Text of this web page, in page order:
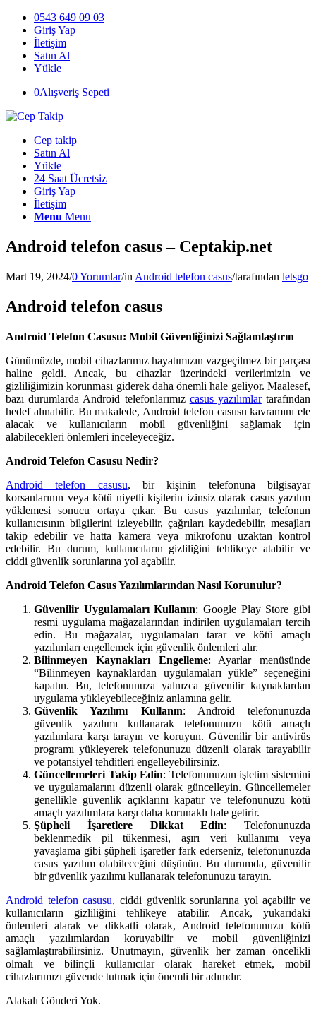
0543 649 09 03
Giriş Yap
İletişim
Satın Al
Yükle
0Alışveriş Sepeti
Cep takip
Satın Al
Yükle
24 Saat Ücretsiz
Giriş Yap
İletişim
Menu Menu
Android telefon casus – Ceptakip.net
Mart 19, 2024/0 Yorumlar/in Android telefon casus/tarafından letsgo
Android telefon casus
Android Telefon Casusu: Mobil Güvenliğinizi Sağlamlaştırın
Günümüzde, mobil cihazlarımız hayatımızın vazgeçilmez bir parçası
haline geldi. Ancak, bu cihazlar üzerindeki verilerimizin ve
gizliliğimizin korunması giderek daha önemli hale geliyor. Maalesef,
bazı durumlarda Android telefonlarımız casus yazılımlartarafından
hedef alınabilir. Bu makalede, Android telefon casusu kavramını ele
alacak ve kullanıcıların mobil güvenliğini sağlamak için
alabilecekleri önlemleri inceleyeceğiz.
Android Telefon Casusu Nedir?
Android telefon casusu, bir kişinin telefonuna bilgisayar
korsanlarının veya kötü niyetli kişilerin izinsiz olarak casus yazılım
yüklemesi sonucu ortaya çıkar. Bu casus yazılımlar, telefonun
kullanıcısının bilgilerini izleyebilir, çağrıları kaydedebilir, mesajları
takip edebilir ve hatta kamera veya mikrofonu uzaktan kontrol
edebilir. Bu durum, kullanıcıların gizliliğini tehlikeye atabilir ve
ciddi güvenlik sorunlarına yol açabilir.
Android Telefon Casus Yazılımlarından Nasıl Korunulur?
Güvenilir Uygulamaları Kullanın: Google Play Store gibi
resmi uygulama mağazalarından indirilen uygulamaları tercih
edin. Bu mağazalar, uygulamaları tarar ve kötü amaçlı
yazılımları engellemek için güvenlik önlemleri alır.
Bilinmeyen Kaynakları Engelleme: Ayarlar menüsünde
“Bilinmeyen kaynaklardan uygulamaları yükle” seçeneğini
kapatın. Bu, telefonunuza yalnızca güvenilir kaynaklardan
uygulama yükleyebileceğiniz anlamına gelir.
Güvenlik Yazılımı Kullanın: Android telefonunuzda
güvenlik yazılımı kullanarak telefonunuzu kötü amaçlı
yazılımlara karşı tarayın ve koruyun. Güvenilir bir antivirüs
programı yükleyerek telefonunuzu düzenli olarak tarayabilir
ve potansiyel tehditleri engelleyebilirsiniz.
Güncellemeleri Takip Edin: Telefonunuzun işletim sistemini
ve uygulamalarını düzenli olarak güncelleyin. Güncellemeler
genellikle güvenlik açıklarını kapatır ve telefonunuzu kötü
amaçlı yazılımlara karşı daha korunaklı hale getirir.
Şüpheli İşaretlere Dikkat Edin: Telefonunuzda
beklenmedik pil tükenmesi, aşırı veri kullanımı veya
yavaşlama gibi şüpheli işaretler fark ederseniz, telefonunuzda
casus yazılım olabileceğini düşünün. Bu durumda, güvenilir
bir güvenlik yazılımı kullanarak telefonunuzu tarayın.
Android telefon casusu, ciddi güvenlik sorunlarına yol açabilir ve
kullanıcıların gizliliğini tehlikeye atabilir. Ancak, yukarıdaki
önlemleri alarak ve dikkatli olarak, Android telefonunuzu kötü
amaçlı yazılımlardan koruyabilir ve mobil güvenliğinizi
sağlamlaştırabilirsiniz. Unutmayın, güvenlik her zaman öncelikli
olmalı ve bilinçli kullanıcılar olarak hareket etmek, mobil
cihazlarımızı güvende tutmak için önemli bir adımdır.
Alakalı Gönderi Yok.